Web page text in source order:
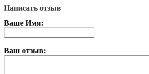
Написать отзыв
Ваше Имя:
Ваш отзыв: